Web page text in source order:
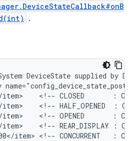
.
DeviceState supplied by
item>    <!-- CLOSED       :
item>    <!-- HALF_OPENED  :
item>    <!-- OPENED       :
item>    <!-- REAR_DISPLAY :
item> <!-- CONCURRENT   :